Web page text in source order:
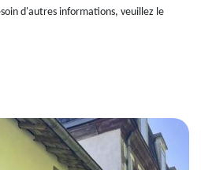
d'autres informations, veuillez le